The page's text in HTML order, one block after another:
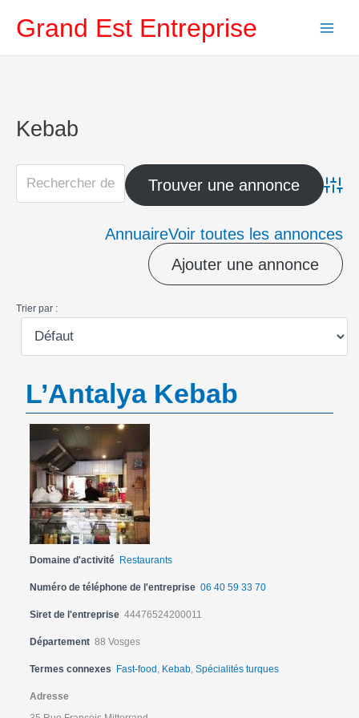
Grand Est Entreprise
Kebab
AnnuaireVoir toutes les annonces
Ajouter une annonce
Trier par :
L’Antalya Kebab
Domaine d'activité Restaurants
Numéro de téléphone de l'entreprise 06 40 59 33 70
Siret de l'entreprise 44476524200011
Département 88 Vosges
Termes connexes Fast-food , Kebab, Spécialités turques
Adresse